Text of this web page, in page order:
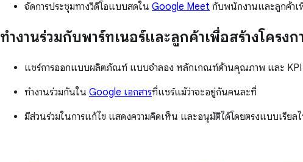
จัดการประชุมทางวิดีโอแบบสดใน Google Meet กับพนักงานและลูกค้าเ
ทำงานร่วมกับพาร์ทเนอร์และลูกค้าเพื่อสร้างโครงก
แชร์การออกแบบผลิตภัณฑ์ แบบจำลอง หลักเกณฑ์ด้านคุณภาพ และ
ทำงานร่วมกันใน Google เอกสารที่แชร์แม้ว่าจะอยู่กันคนละที่
มีส่วนร่วมในการแก้ไข แสดงความคิดเห็น และอนุมัติได้โดยตรงแบบเรียล